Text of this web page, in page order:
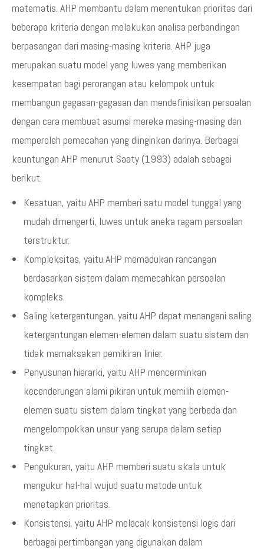
matematis. AHP membantu dalam menentukan prioritas dari
beberapa kriteria dengan melakukan analisa perbandingan
berpasangan dari masing-masing kriteria. AHP juga
merupakan suatu model yang luwes yang memberikan
kesempatan bagi perorangan atau kelompok untuk
membangun gagasan-gagasan dan mendefinisikan persoalan
dengan cara membuat asumsi mereka masing-masing dan
memperoleh pemecahan yang diinginkan darinya. Berbagai
keuntungan AHP menurut Saaty (1993) adalah sebagai
berikut.
Kesatuan, yaitu AHP memberi satu model tunggal yang
mudah dimengerti, luwes untuk aneka ragam persoalan
terstruktur.
Kompleksitas, yaitu AHP memadukan rancangan
berdasarkan sistem dalam memecahkan persoalan
kompleks.
Saling ketergantungan, yaitu AHP dapat menangani saling
ketergantungan elemen-elemen dalam suatu sistem dan
tidak memaksakan pemikiran linier.
Penyusunan hierarki, yaitu AHP mencerminkan
kecenderungan alami pikiran untuk memilih elemen-
elemen suatu sistem dalam tingkat yang berbeda dan
mengelompokkan unsur yang serupa dalam setiap
tingkat.
Pengukuran, yaitu AHP memberi suatu skala untuk
mengukur hal-hal wujud suatu metode untuk
menetapkan prioritas.
Konsistensi, yaitu AHP melacak konsistensi logis dari
berbagai pertimbangan yang digunakan dalam